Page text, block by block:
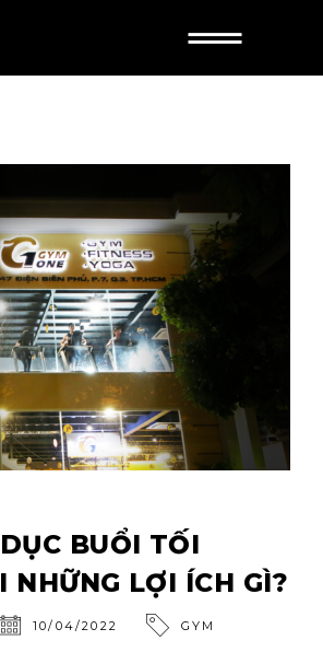
BUỔI TỐI
NHỮNG LỢI ÍCH GÌ?
10/04/2022 GYM